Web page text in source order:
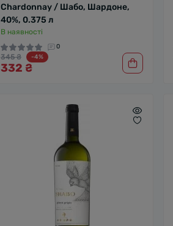
Chardonnay / Шабо, Шардоне,
40%, 0.375 л
В наявності
0
345 ₴ -4%
332 ₴